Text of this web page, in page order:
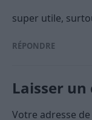
super utile,
RÉPONDRE
Laisser
Votre adresse